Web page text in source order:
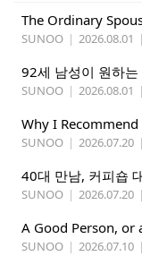
The Ordinary
SUNOO | 2026.08.01 |
92세 남성이 원하는
SUNOO | 2026.08.01 |
SUNOO | 2026.07.20 |
40대 만남, 커피숍
SUNOO | 2026.07.20 |
A Good Person, or
SUNOO | 2026.07.10 |